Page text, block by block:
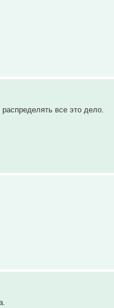
все это дело.